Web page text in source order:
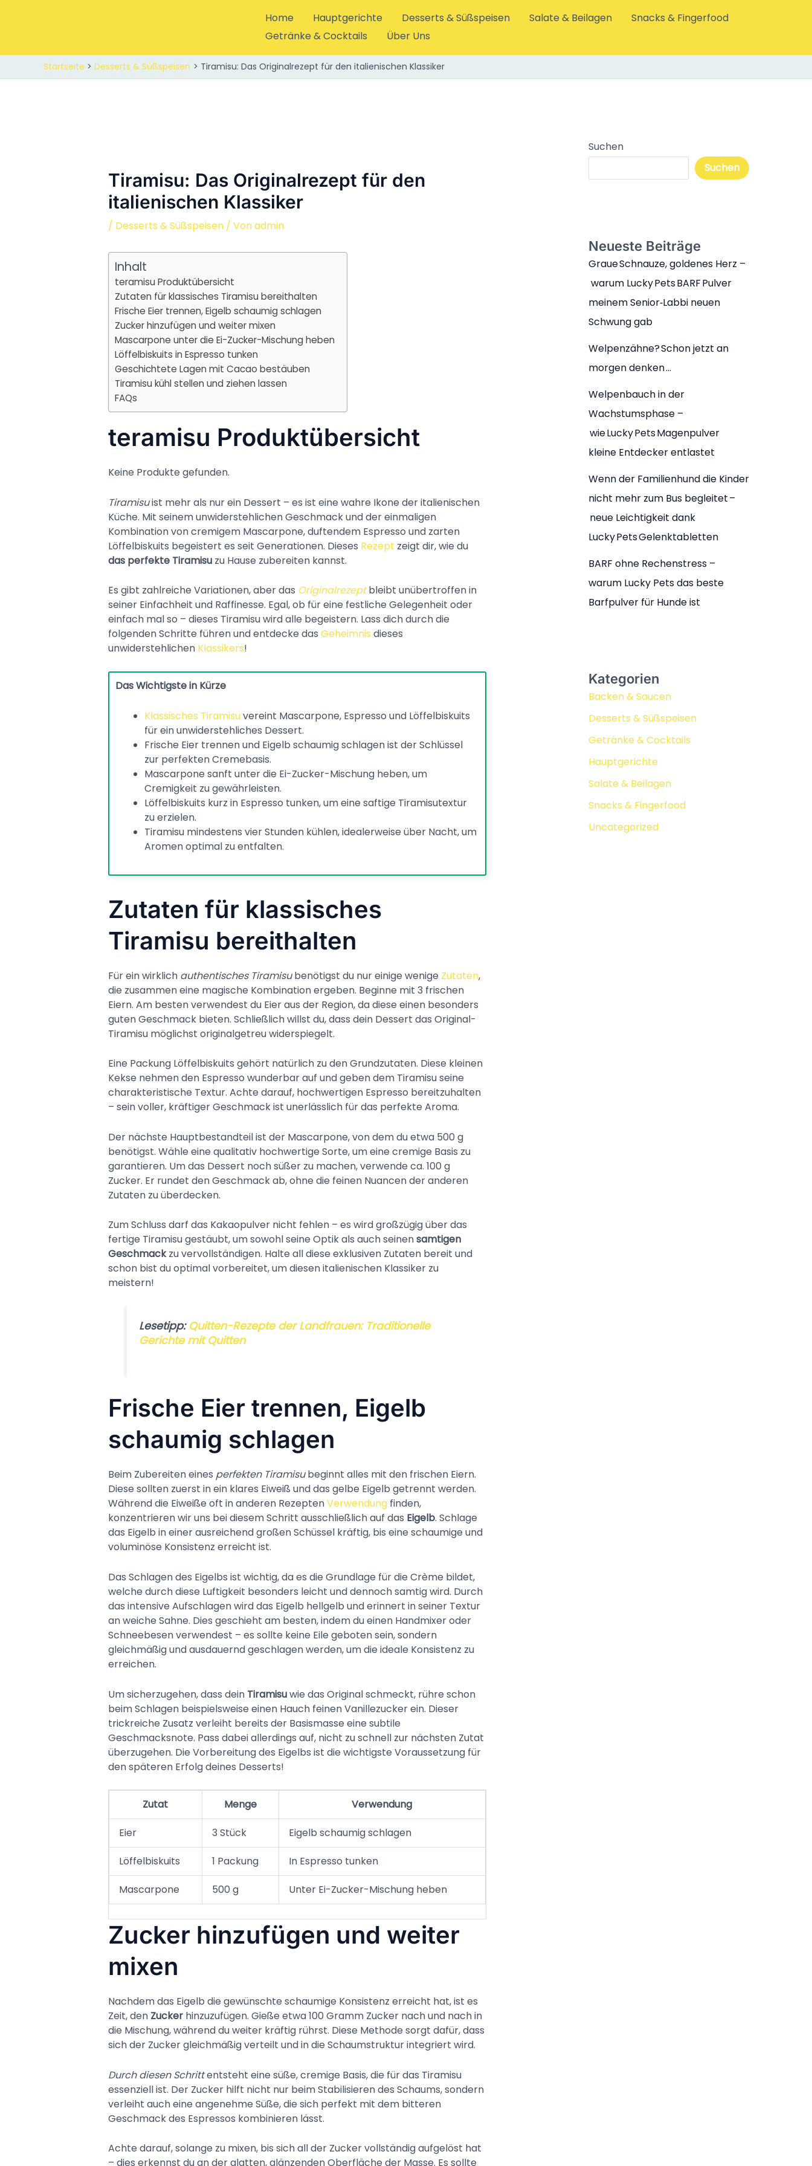
Home Hauptgerichte Desserts & Süßspeisen Salate & Beilagen
Snacks & Fingerfood
Getränke & Cocktails
Über Uns
Startseite Desserts & Süßspeisen Tiramisu: Das Originalrezept für den italienischen Klassiker
Tiramisu: Das Originalrezept für den
italienischen Klassiker
/ Desserts & Süßspeisen/ Vonadmin
Inhalt
teramisu Produktübersicht
Zutaten für klassisches Tiramisu bereithalten
Frische Eier trennen, Eigelb schaumig schlagen
Zucker hinzufügen und weiter mixen
Mascarpone unter die Ei-Zucker-Mischung heben
Löffelbiskuits in Espresso tunken
Geschichtete Lagen mit Cacao bestäuben
Tiramisu kühl stellen und ziehen lassen
FAQs
teramisu Produktübersicht
Keine Produkte gefunden.
Tiramisuist mehr als nur ein Dessert – es ist eine wahre Ikone der italienischen
Küche. Mit seinem unwiderstehlichen Geschmack und der einmaligen
Kombination von cremigem Mascarpone, duftendem Espresso und zarten
Löffelbiskuits begeistert es seit Generationen. Dieses Rezept zeigt dir, wie du
das perfekte Tiramisuzu Hause zubereiten kannst.
Es gibt zahlreiche Variationen, aber das Originalrezeptbleibt unübertroffen in
seiner Einfachheit und Raffinesse. Egal, ob für eine festliche Gelegenheit oder
einfach mal so – dieses Tiramisu wird alle begeistern. Lass dich durch die
folgenden Schritte führen und entdecke das Geheimnis dieses
unwiderstehlichen Klassikers!
Das Wichtigste in Kürze
Klassisches Tiramisuvereint Mascarpone, Espresso und Löffelbiskuits
für ein unwiderstehliches Dessert.
Frische Eier trennen und Eigelb schaumig schlagen ist der Schlüssel
zur perfekten Cremebasis.
Mascarpone sanft unter die Ei-Zucker-Mischung heben, um
Cremigkeit zu gewährleisten.
Löffelbiskuits kurz in Espresso tunken, um eine saftige Tiramisutextur
zu erzielen.
Tiramisu mindestens vier Stunden kühlen, idealerweise über Nacht, um
Aromen optimal zu entfalten.
Zutaten für klassisches
Tiramisu bereithalten
Für ein wirklich authentisches Tiramisubenötigst du nur einige wenige Zutaten,
die zusammen eine magische Kombination ergeben. Beginne mit 3 frischen
Eiern. Am besten verwendest du Eier aus der Region, da diese einen besonders
guten Geschmack bieten. Schließlich willst du, dass dein Dessert das Original-
Tiramisu möglichst originalgetreu widerspiegelt.
Eine Packung Löffelbiskuits gehört natürlich zu den Grundzutaten. Diese kleinen
Kekse nehmen den Espresso wunderbar auf und geben dem Tiramisu seine
charakteristische Textur. Achte darauf, hochwertigen Espresso bereitzuhalten
– sein voller, kräftiger Geschmack ist unerlässlich für das perfekte Aroma.
Der nächste Hauptbestandteil ist der Mascarpone, von dem du etwa 500 g
benötigst. Wähle eine qualitativ hochwertige Sorte, um eine cremige Basis zu
garantieren. Um das Dessert noch süßer zu machen, verwende ca. 100 g
Zucker. Er rundet den Geschmack ab, ohne die feinen Nuancen der anderen
Zutaten zu überdecken.
Zum Schluss darf das Kakaopulver nicht fehlen – es wird großzügig über das
fertige Tiramisu gestäubt, um sowohl seine Optik als auch seinensamtigen
Geschmackzu vervollständigen. Halte all diese exklusiven Zutaten bereit und
schon bist du optimal vorbereitet, um diesen italienischen Klassiker zu
meistern!
Lesetipp: Quitten-Rezepte der Landfrauen: Traditionelle
Gerichte mit Quitten
Frische Eier trennen, Eigelb
schaumig schlagen
Beim Zubereiten eines perfekten Tiramisubeginnt alles mit den frischen Eiern.
Diese sollten zuerst in ein klares Eiweiß und das gelbe Eigelb getrennt werden.
Während die Eiweiße oft in anderen RezeptenVerwendungfinden,
konzentrieren wir uns bei diesem Schritt ausschließlich auf das Eigelb. Schlage
das Eigelb in einer ausreichend großen Schüssel kräftig, bis eine schaumige und
voluminöse Konsistenz erreicht ist.
Das Schlagen des Eigelbs ist wichtig, da es die Grundlage für die Crème bildet,
welche durch diese Luftigkeit besonders leicht und dennoch samtig wird. Durch
das intensive Aufschlagen wird das Eigelb hellgelb und erinnert in seiner Textur
an weiche Sahne. Dies geschieht am besten, indem du einen Handmixer oder
Schneebesen verwendest – es sollte keine Eile geboten sein, sondern
gleichmäßig und ausdauernd geschlagen werden, um die ideale Konsistenz zu
erreichen.
Um sicherzugehen, dass dein Tiramisuwie das Original schmeckt, rühre schon
beim Schlagen beispielsweise einen Hauch feinen Vanillezucker ein. Dieser
trickreiche Zusatz verleiht bereits der Basismasse eine subtile
Geschmacksnote. Pass dabei allerdings auf, nicht zu schnell zur nächsten Zutat
überzugehen. Die Vorbereitung des Eigelbs ist die wichtigste Voraussetzung für
den späteren Erfolg deines Desserts!
Zutat Menge Verwendung
Eier 3 Stück Eigelb schaumig schlagen
Löffelbiskuits 1 Packung In Espresso tunken
Mascarpone 500 g Unter Ei-Zucker-Mischung heben
Zucker hinzufügen und weiter
mixen
Nachdem das Eigelb die gewünschte schaumige Konsistenz erreicht hat, ist es
Zeit, den Zuckerhinzuzufügen. Gieße etwa 100 Gramm Zucker nach und nach in
die Mischung, während du weiter kräftig rührst. Diese Methode sorgt dafür, dass
sich der Zucker gleichmäßig verteilt und in die Schaumstruktur integriert wird.
Durch diesen Schrittentsteht eine süße, cremige Basis, die für das Tiramisu
essenziell ist. Der Zucker hilft nicht nur beim Stabilisieren des Schaums, sondern
verleiht auch eine angenehme Süße, die sich perfekt mit dem bitteren
Geschmack des Espressos kombinieren lässt.
Achte darauf, solange zu mixen, bis sich all der Zucker vollständig aufgelöst hat
– dies erkennst du an der glatten, glänzenden Oberfläche der Masse. Es sollte
Suchen
Suchen
Neueste Beiträge
Graue Schnauze, goldenes Herz –
warum Lucky Pets BARF Pulver
meinem Senior‑Labbi neuen
Schwung gab
Welpenzähne? Schon jetzt an
morgen denken …
Welpenbauch in der
Wachstumsphase –
wie Lucky Pets Magenpulver
kleine Entdecker entlastet
Wenn der Familienhund die Kinder
nicht mehr zum Bus begleitet –
neue Leichtigkeit dank
Lucky Pets Gelenktabletten
BARF ohne Rechenstress –
warum Lucky Pets das beste
Barfpulver für Hunde ist
Kategorien
Backen & Saucen
Desserts & Süßspeisen
Getränke & Cocktails
Hauptgerichte
Salate & Beilagen
Snacks & Fingerfood
Uncategorized